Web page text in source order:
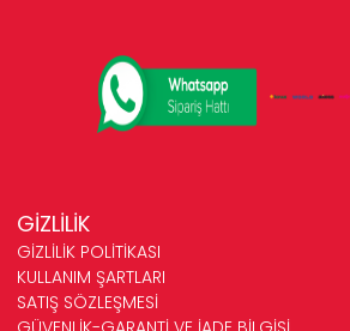
GİZLİLİK
GİZLİLİK POLİTİKASI
KULLANIM ŞARTLARI
SATIŞ SÖZLEŞMESİ